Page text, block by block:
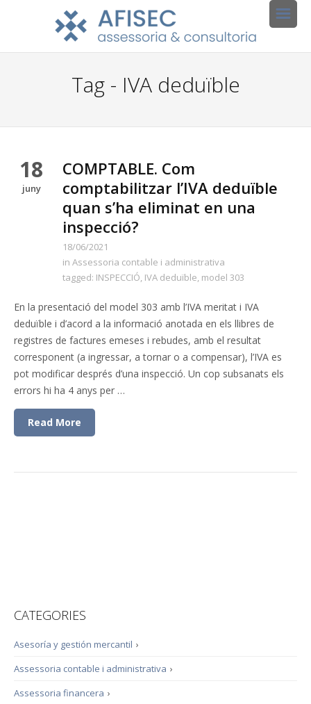
Tag - IVA deduïble
18
juny
COMPTABLE. Com
comptabilitzar l’IVA deduïble
quan s’ha eliminat en una
inspecció?
18/06/2021
in Assessoria contable i administrativa
tagged: INSPECCIÓ, IVA deduïble, model 303
En la presentació del model 303 amb l’IVA meritat i IVA
deduïble i d’acord a la informació anotada en els llibres de
registres de factures emeses i rebudes, amb el resultat
corresponent (a ingressar, a tornar o a compensar), l’IVA es
pot modificar després d’una inspecció. Un cop subsanats els
errors hi ha 4 anys per …
Read More
CATEGORIES
›
Asesoría y gestión mercantil
›
Assessoria contable i administrativa
›
Assessoria financera